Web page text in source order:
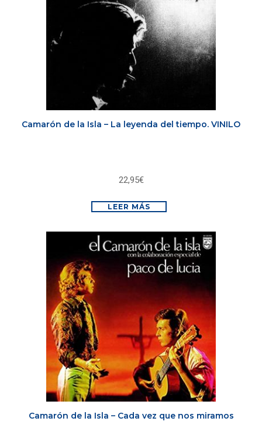
Camarón de la Isla – La leyenda del tiempo. VINILO
22,95€
LEER MÁS
Camarón de la Isla – Cada vez que nos miramos